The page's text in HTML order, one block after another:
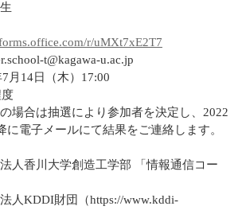
r/uMXt7xE2T7
t@kagawa-u.ac.jp
14日（木）17:00
場合は抽選により参加者を決定し、2022
に電子メールにて結果をご連絡します。
香川大学創造工学部 「情報通信コー
KDDI財団（https://www.kddi-